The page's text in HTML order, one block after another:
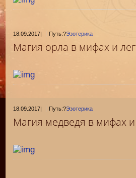
18.09.2017 Путь:?Эзотерика
Магия орла в мифах и
18.09.2017 Путь:?Эзотерика
Магия медведя в мифах и